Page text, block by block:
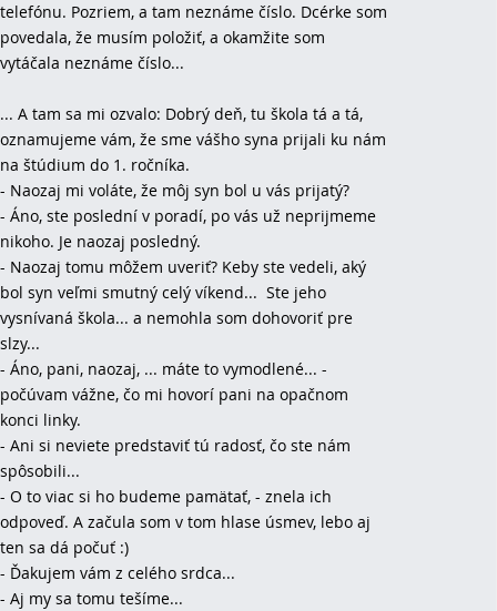
telefónu. Pozriem, a tam neznáme číslo. Dcérke som
povedala, že musím položiť, a okamžite som
vytáčala neznáme číslo...
... A tam sa mi ozvalo: Dobrý deň, tu škola tá a tá,
oznamujeme vám, že sme vášho syna prijali ku nám
na štúdium do 1. ročníka.
- Naozaj mi voláte, že môj syn bol u vás prijatý?
- Áno, ste poslední v poradí, po vás už neprijmeme
nikoho. Je naozaj posledný.
- Naozaj tomu môžem uveriť? Keby ste vedeli, aký
bol syn veľmi smutný celý víkend... Ste jeho
vysnívaná škola... a nemohla som dohovoriť pre
slzy...
- Áno, pani, naozaj, ... máte to vymodlené... -
počúvam vážne, čo mi hovorí pani na opačnom
konci linky.
- Ani si neviete predstaviť tú radosť, čo ste nám
spôsobili...
- O to viac si ho budeme pamätať, - znela ich
odpoveď. A začula som v tom hlase úsmev, lebo aj
ten sa dá počuť :)
- Ďakujem vám z celého srdca...
- Aj my sa tomu tešíme...